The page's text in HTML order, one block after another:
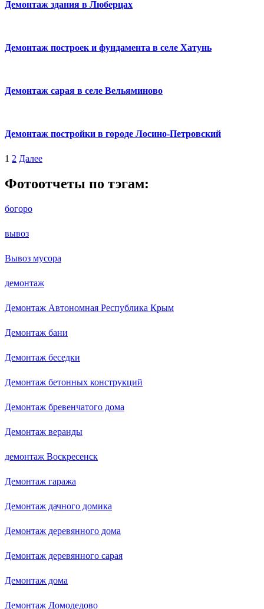
Демонтаж здания в Люберцах
Демонтаж построек и фундамента в селе Хатунь
Демонтаж сарая в селе Вельяминово
Демонтаж постройки в городе Лосино-Петровский
1 2 Далее
Фотоотчеты по тэгам:
богоро
вывоз
Вывоз мусора
демонтаж
Демонтаж Автономная Республика Крым
Демонтаж бани
Демонтаж беседки
Демонтаж бетонных конструкций
Демонтаж бревенчатого дома
Демонтаж веранды
демонтаж Воскресенск
Демонтаж гаража
Демонтаж дачного домика
Демонтаж деревянного дома
Демонтаж деревянного сарая
Демонтаж дома
Демонтаж Домодедово